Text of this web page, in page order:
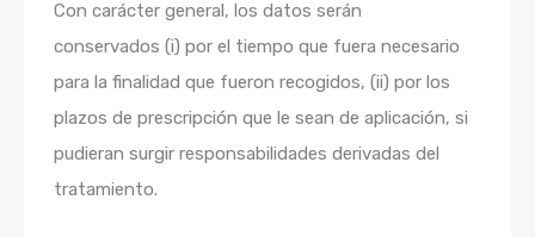
Con carácter general, los datos serán
conservados (i) por el tiempo que fuera necesario
para la finalidad que fueron recogidos, (ii) por los
plazos de prescripción que le sean de aplicación, si
pudieran surgir responsabilidades derivadas del
tratamiento.